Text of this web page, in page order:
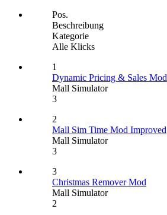
Pos.
Beschreibung
Kategorie
Alle Klicks
1
Dynamic Pricing & Sales Mod
Mall Simulator
3
2
Mall Sim Time Mod Improved
Mall Simulator
3
3
Christmas Remover Mod
Mall Simulator
2